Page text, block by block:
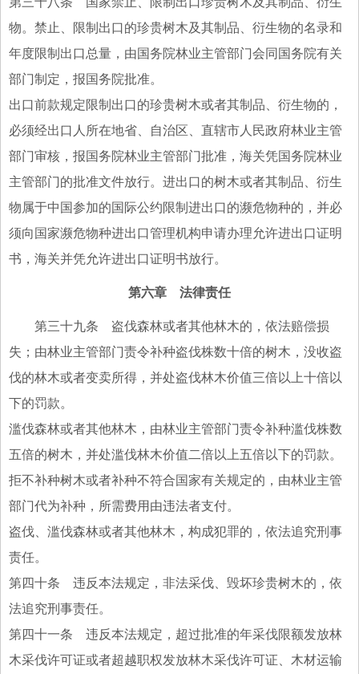
物。禁止、限制出口的珍贵树木及其制品、衍生物的名录和
年度限制出口总量，由国务院林业主管部门会同国务院有关
部门制定，报国务院批准。
出口前款规定限制出口的珍贵树木或者其制品、衍生物的，
必须经出口人所在地省、自治区、直辖市人民政府林业主管
部门审核，报国务院林业主管部门批准，海关凭国务院林业
主管部门的批准文件放行。进出口的树木或者其制品、衍生
物属于中国参加的国际公约限制进出口的濒危物种的，并必
须向国家濒危物种进出口管理机构申请办理允许进出口证明
书，海关并凭允许进出口证明书放行。
第六章 法律责任
第三十九条 盗伐森林或者其他林木的，依法赔偿损
失；由林业主管部门责令补种盗伐株数十倍的树木，没收盗
伐的林木或者变卖所得，并处盗伐林木价值三倍以上十倍以
下的罚款。
滥伐森林或者其他林木，由林业主管部门责令补种滥伐株数
五倍的树木，并处滥伐林木价值二倍以上五倍以下的罚款。
拒不补种树木或者补种不符合国家有关规定的，由林业主管
部门代为补种，所需费用由违法者支付。
盗伐、滥伐森林或者其他林木，构成犯罪的，依法追究刑事
责任。
第四十条 违反本法规定，非法采伐、毁坏珍贵树木的，依
法追究刑事责任。
第四十一条 违反本法规定，超过批准的年采伐限额发放林
木采伐许可证或者超越职权发放林木采伐许可证、木材运输